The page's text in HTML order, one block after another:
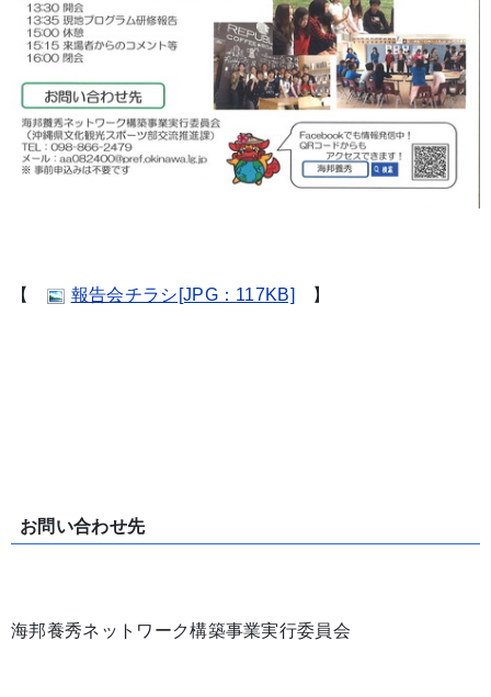
【 報告会チラシ[JPG：117KB] 】
お問い合わせ先
海邦養秀ネットワーク構築事業実行委員会